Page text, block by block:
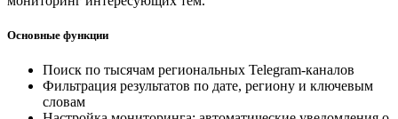
Основные функции
Поиск по тысячам региональных Telegram-каналов
Фильтрация результатов по дате, региону и ключевым
словам